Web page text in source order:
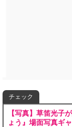
チェック
【写真】草笛光子
ょう』場面写真ギ